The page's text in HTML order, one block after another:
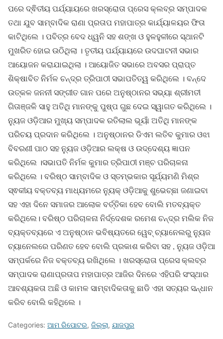
ପରେ ଦ୍ଵିତୀୟ ପର୍ଯ୍ୟାୟରେ ଖରସ୍ରୋତା ପ୍ରେସ କ୍ଲବ୍ର ସମ୍ପାଦକ
ତଥା ଯୁବ ସାମ୍ବାଦିକ ରାଣା ପ୍ରତାପ ମହାପାତ୍ର କାର୍ଯ୍ୟାଳୟର ଫିତା
କାଟିଥିଲେ । ପବିତ୍ର ବେଦ ଧ୍ୱନି ସହ ଶଙ୍ଖ ଓ ହୁଳହୁଳୀରେ ସ୍ଥାନଟି
ମୁଖରିତ ହୋଇ ଉଠିଥିଲା । ତୃତୀୟ ପର୍ଯ୍ୟାୟରେ ଉଦଘାଟନୀ ସଭାର
ଆୟୋଜନ କରାଯାଇଥିଲା । ଆୟୋଜିତ ସଭାରେ ଅବସର ପ୍ରାପ୍ତ
ଶିକ୍ଷାବିତ ନିର୍ମଳ ଚନ୍ଦ୍ର ତ୍ରିପାଠୀ ସଭାପତିତ୍ୱ କରିଥିଲେ । ବନ୍ଦେ
ଉତ୍କଳ ଜନନୀ ସଙ୍ଗୀତ ଗାନ ପରେ ଅନୁଷ୍ଠାନର ସଭ୍ୟା ଶ୍ରୀମତୀ
ଗିତାଞ୍ଜଳି ସାହୁ ଅତିଥି ମାନଙ୍କୁ ପୁଷ୍ପ ଗୁଛ ଦେଇ ସ୍ୱାଗତ କରିଥିଲେ ।
ନ୍ୟୁଜ ଓଡ଼ିଆର ମୁଖ୍ୟ ସମ୍ପାଦକ ରତିଲାଲ ଭୂୟାଁ ଅତିଥି ମାନଙ୍କ
ପରିଚୟ ପ୍ରଦାନ କରିଥିଲେ । ଅନୁଷ୍ଠାନର ଡିଏମ ଲତିବ କୁମାର ଓଝା
ବିବରଣୀ ପାଠ ସହ ନ୍ୟୁଜ ଓଡ଼ିଆର ଲକ୍ଷ ଓ ଉଦ୍ଦେଶ୍ୟ ଜ୍ଞାପନ
କରିଥିଲେ ।ସଭାପତି ନିର୍ମଳ କୁମାର ତ୍ରିପାଠୀ ମଞ୍ଚ ପରିଚାଳନା
କରିଥିଲେ । ବରିଷ୍ଠ ସାମ୍ବାଦିକ ଓ ସ୍ତମ୍ଭକାର ସୂର୍ଯ୍ୟମଣି ମିଶ୍ର
ସ୍ଵକୀୟ ବକ୍ତବ୍ୟ ମାଧ୍ୟମରେ ନ୍ୟୁକ୍ ଓଡ଼ିଆକୁ ଶୁଭେଚ୍ଛା ଜଣାଇବା
ସହ ଏହା ଦିନେ ସମାଜର ଆଲୋକ ବର୍ତ୍ତିକା ହେବ ବୋଲି ମତବ୍ୟକ୍ତ
କରିଥିଲେ। ବରିଷ୍ଠ ପରିଚାଳନା ନିର୍ଦ୍ଦେଶକ ରମେଶ ଚନ୍ଦ୍ର ମଲିକ ନିଜ
ବ୍ୟକ୍ତବ୍ୟରେ ଏ ଅନୁଷ୍ଠାନ ଭବିଷ୍ୟତରେ ୱେବ୍ ଚ୍ୟାନେଲରୁ ନ୍ୟୁଜ
ଚ୍ୟାନେଲରେ ପରିଣତ ହେବ ବୋଲି ପ୍ରକାଶ କରିବା ସହ , ନ୍ୟୁଜ ଓଡ଼ିଆ
ସମ୍ପର୍କରେ ନିଜ ବକ୍ତବ୍ୟ ରଖିଥିଲେ । ଖରସ୍ରୋତା ପ୍ରେସ କ୍ଲବ୍ର
ସମ୍ପାଦକ ରାଣାପ୍ରତାପ ମହାପାତ୍ର ଆଜିର ଦିନରେ ଏହିପରି ସଂସ୍ଥାର
ଆବଶ୍ୟକତା ଅଛି ଓ କାମଳ ସାମ୍ବାଦିକତାକୁ ଛାଡି ଏହା ସତ୍ୟର ସନ୍ଧାନ
କରିବ ବୋଲି କହିଥିଲେ ।
Categories: ଆମ ରିପୋଟର, ଜିଲ୍ଲା, ଯାଜପୁର